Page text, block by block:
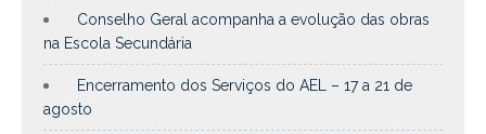
Conselho Geral acompanha a evolução das obras
na Escola Secundária
Encerramento dos Serviços do AEL – 17 a 21 de
agosto